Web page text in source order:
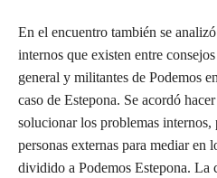
En el encuentro también se
internos que existen entre
general y militantes de Podemos
caso de Estepona. Se acordó
solucionar los problemas internos,
personas externas para mediar en
dividido a Podemos Estepona. La